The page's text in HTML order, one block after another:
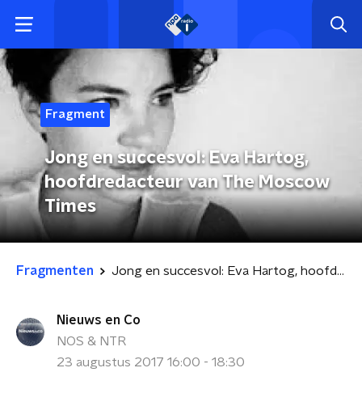
Fragment
Jong en succesvol: Eva Hartog,
hoofdredacteur van The Moscow
Times
Fragmenten Jong en succesvol: Eva Hartog, hoofdredacteur van The Moscow Times
Nieuws en Co
NOS & NTR
23 augustus 2017 16:00 - 18:30